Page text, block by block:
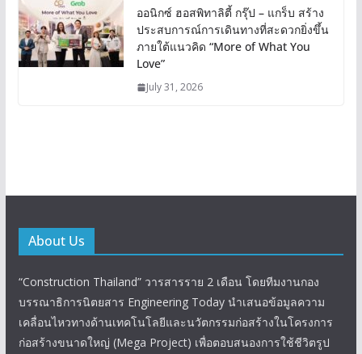
ออนิกซ์ ฮอสพิทาลิตี้ กรุ๊ป – แกร็บ สร้าง
ประสบการณ์การเดินทางที่สะดวกยิ่งขึ้น
ภายใต้แนวคิด “More of What You
Love”
July 31, 2026
About Us
“Construction Thailand” วารสารราย 2 เดือน โดยทีมงานกอง
บรรณาธิการนิตยสาร Engineering Today นำเสนอข้อมูลความ
เคลื่อนไหวทางด้านเทคโนโลยีและนวัตกรรมก่อสร้างในโครงการ
ก่อสร้างขนาดใหญ่ (Mega Project) เพื่อตอบสนองการใช้ชีวิตรูป